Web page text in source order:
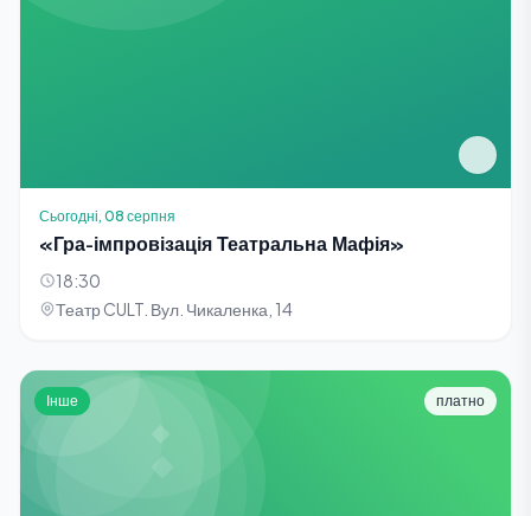
Сьогодні, 08 серпня
«Гра-імпровізація Театральна Мафія»
18:30
Театр CULT. Вул. Чикаленка, 14
Інше платно